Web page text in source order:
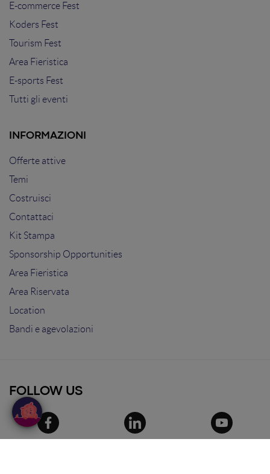
E-commerce Fest
Koders Fest
Tourism Fest
Area Fieristica
E-sports Fest
Tutti gli eventi
INFORMAZIONI
Offerte attive
Temi
Costruisci
Contattaci
Kit Stampa
Sponsorship Opportunities
Area Fieristica
Area Riservata
Location
Bandi e agevolazioni
FOLLOW US